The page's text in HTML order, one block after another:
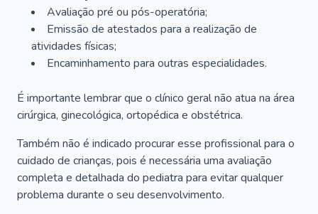
Avaliação pré ou pós-operatória;
Emissão de atestados para a realização de
atividades físicas;
Encaminhamento para outras especialidades.
É importante lembrar que o clínico geral não atua na área
cirúrgica, ginecológica, ortopédica e obstétrica.
Também não é indicado procurar esse profissional para o
cuidado de crianças, pois é necessária uma avaliação
completa e detalhada do pediatra para evitar qualquer
problema durante o seu desenvolvimento.